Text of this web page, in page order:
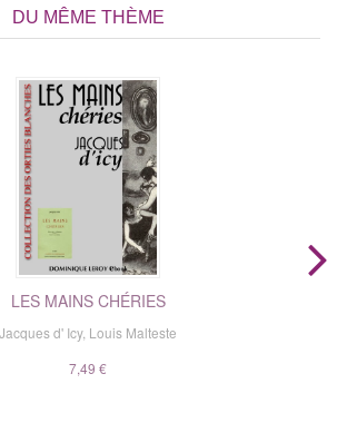
DU MÊME THÈME
LES MAINS CHÉRIES
Jacques d' Icy, Louis Malteste
7,49 €